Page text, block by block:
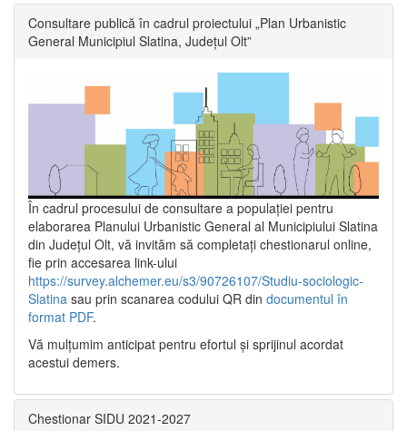
Consultare publică în cadrul proiectului „Plan Urbanistic
General Municipiul Slatina, Județul Olt”
În cadrul procesului de consultare a populaţiei pentru
elaborarea Planului Urbanistic General al Municipiului Slatina
din Județul Olt, vă invităm să completați chestionarul online,
fie prin accesarea link-ului
https://survey.alchemer.eu/s3/90726107/Studiu-sociologic-
Slatina sau prin scanarea codului QR din documentul în
format PDF.
Vă mulţumim anticipat pentru efortul şi sprijinul acordat
acestui demers.
Chestionar SIDU 2021-2027